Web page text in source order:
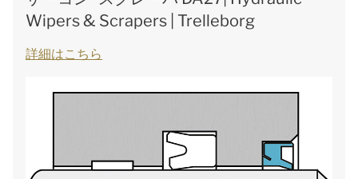
Wipers & Scrapers | Trelleborg
詳細はこちら